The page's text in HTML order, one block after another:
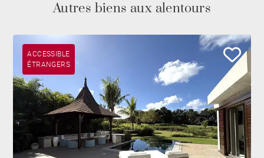
Autres biens aux alentours
ACCESSIBLE
ÉTRANGERS